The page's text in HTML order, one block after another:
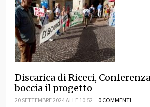
Discarica di Riceci,
boccia il progetto
20 SETTEMBRE 2024 ALLE 10:52 0 COMMENTI